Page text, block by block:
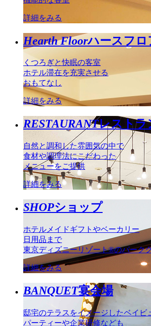
詳細をみる
Hearth Floorハースフロ
くつろぎと快眠の客室
ホテル滞在を充実させる
おもてなし
詳細をみる
RESTAURANTレストラ
自然と調和した雰囲気の中で
食材や調理法にこだわった
メニューをご提供
詳細をみる
SHOPショップ
ホテルメイドギフトやベーカリー
日用品まで
東京ディズニーリゾート®のパーク
詳細をみる
BANQUET宴会場
邸宅のテラスをイメージしたベイビ
パーティーや企業研修なども